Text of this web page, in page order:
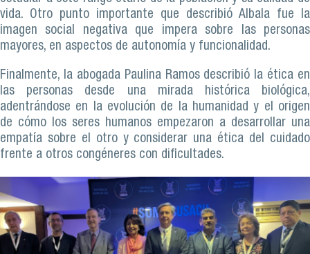
vida. Otro punto importante que describió Albala fue la
imagen social negativa que impera sobre las personas
mayores, en aspectos de autonomía y funcionalidad.
Finalmente, la abogada Paulina Ramos describió la ética en
las personas desde una mirada histórica biológica,
adentrándose en la evolución de la humanidad y el origen
de cómo los seres humanos empezaron a desarrollar una
empatía sobre el otro y considerar una ética del cuidado
frente a otros congéneres con dificultades.